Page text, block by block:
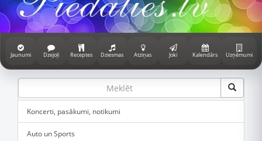
Jaunumi Dzejoļi Receptes Dziesmas Atziņas Joki Kalendārs Uzņēmumi
Koncerti, pasākumi, notikumi
Auto un Sports